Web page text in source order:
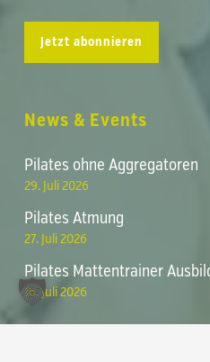
Zwischensumme:
Warenkorb anzeigen
Jetzt abonnieren
News & Events
Pilates ohne Aggregatoren
29. Juli 2026
Pilates Atmung
27. Juli 2026
Pilates Mattentrainer
16. Juli 2026